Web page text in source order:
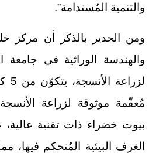
والتنمية المُستدامة”.
ومن الجدير بالذكر أن مركز
والهندسة الوراثية في جامعة
مُعقّمة موثوقة لزراعة الأنسجة
بيوت خضراء ذات تقنية
الغرف البيئية المُتحكم فيها،